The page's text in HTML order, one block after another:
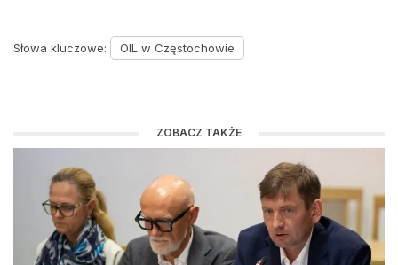
Słowa kluczowe: OIL w Częstochowie
ZOBACZ TAKŻE